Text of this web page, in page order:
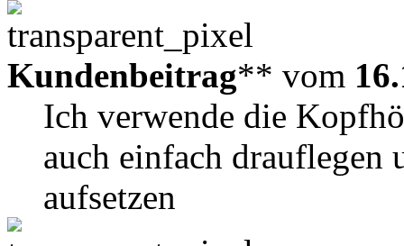
Kundenbeitrag** vom
Ich verwende die
auch einfach drauflegen
aufsetzen